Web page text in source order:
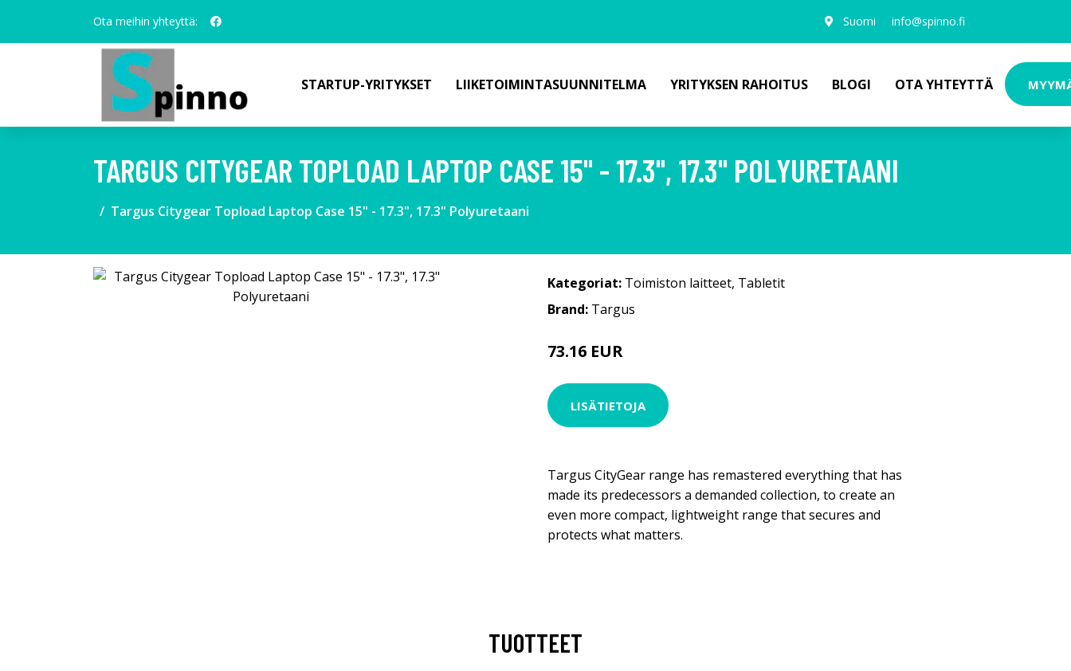
Ota meihin yhteyttä: Suomi info@spinno.fi
STARTUP-YRITYKSET LIIKETOIMINTASUUNNITELMA YRITYKSEN RAHOITUS BLOGI OTA YHTEYTTÄ
TARGUS CITYGEAR TOPLOAD LAPTOP CASE 15" - 17.3", 17.3" POLYURETAANI
Targus Citygear Topload Laptop Case 15" - 17.3", 17.3" Polyuretaani
Kategoriat: Toimiston laitteet, Tabletit
Brand: Targus
73.16 EUR
LISÄTIETOJA
Targus CityGear range has remastered everything that has
made its predecessors a demanded collection, to create an
even more compact, lightweight range that secures and
protects what matters.
TUOTTEET